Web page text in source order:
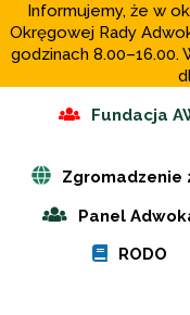
Informujemy, że w
Okręgowej Rady
godzinach 8.00–16.00.
Fundacja
Zgromadzenie
Panel
RODO